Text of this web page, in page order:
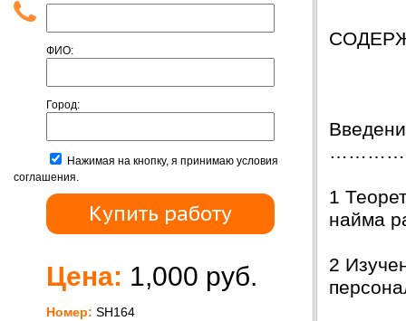
ФИО:
Город:
Нажимая на кнопку, я принимаю условия
соглашения.
Цена: 1,000 руб.
Номер: SH164
1
найма
2